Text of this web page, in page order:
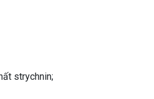
strychnin;